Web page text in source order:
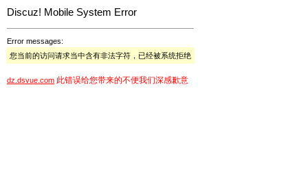
Discuz! Mobile System Error
Error messages:
您当前的访问请求当中含有非法字符，已经被系统拒绝
dz.dsvue.com 此错误给您带来的不便我们深感歉意